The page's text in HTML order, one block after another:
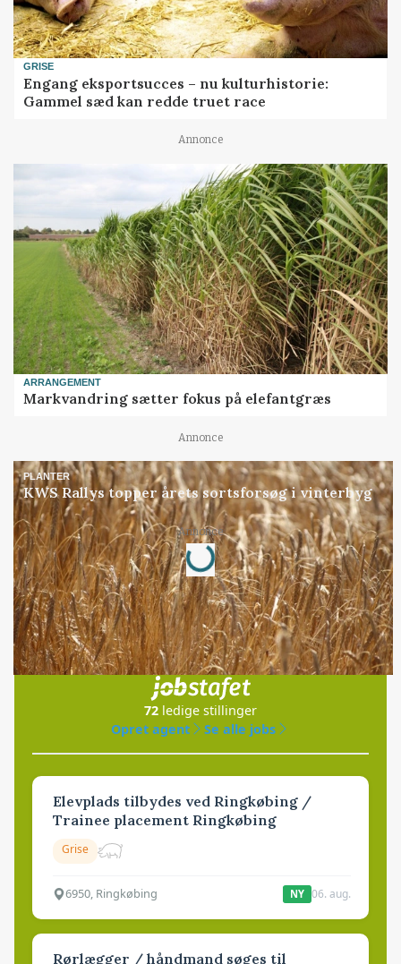
GRISE
Engang eksportsucces – nu kulturhistorie:
Gammel sæd kan redde truet race
Annonce
ARRANGEMENT
Markvandring sætter fokus på elefantgræs
Annonce
PLANTER
KWS Rallys topper årets sortsforsøg i vinterbyg
Annonce
Loading...
Jobs
i samarbejde med
72 ledige stillinger
Opret agent
Se alle jobs
Elevplads tilbydes ved Ringkøbing /
Trainee placement Ringkøbing
Grise
6950, Ringkøbing NY 06. aug.
Rørlægger / håndmand søges til